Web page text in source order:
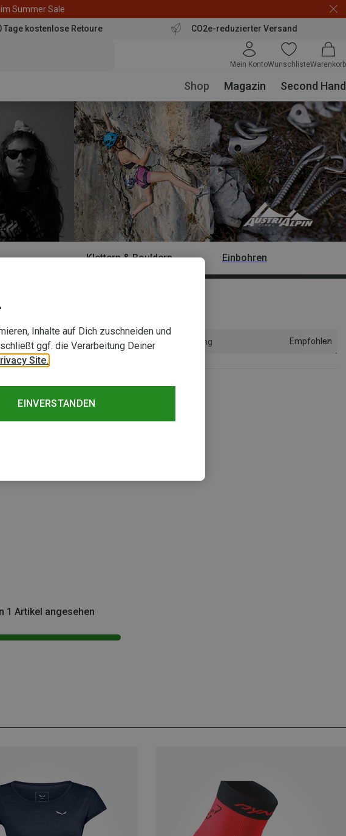
Summer Sale
Tage kostenlose Retoure CO2e-reduzierter Versand
Mein KontoWunschlisteWarenkorb
Shop Magazin Second Hand
Klettern & Bouldern Einbohren
Sortierung Empfohlen
1 Artikel angesehen
Inhalte auf Dich zuschneiden und
ggf. die Verarbeitung Deiner
Site.
EINVERSTANDEN